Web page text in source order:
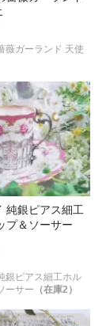
薇ガーランド 天使
純銀ピアス細工
プ＆ソーサー
銀ピアス細工ホル
ーサー （在庫2）